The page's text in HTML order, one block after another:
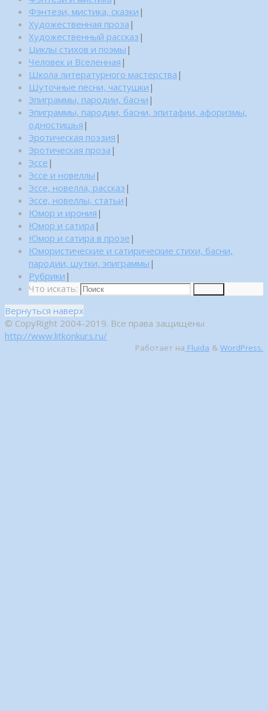
Фэнтези, мистика, сказки |
Художественная проза |
Художественный рассказ |
Циклы стихов и поэмы |
Человек и Вселенная |
Школа литературного мастерства |
Шуточные песни, частушки |
Эпиграммы, пародии, басни |
Эпиграммы, пародии, басни, эпитафии, афоризмы,
одностишья |
Эротическая поэзия |
Эротическая проза |
Эссе |
Эссе и новеллы |
Эссе, новелла, рассказ |
Эссе, новеллы, статьи |
Юмор и ирония |
Юмор и сатира |
Юмор и сатира в прозе |
Юмористические и сатирические стихи, басни,
пародии, шутки, эпиграммы |
Рубрики |
Что искать:
Вернуться наверх
© CopyRight 2004-2019. Все права защищены
http://www.litkonkurs.ru/
Работает на Fluida & WordPress.